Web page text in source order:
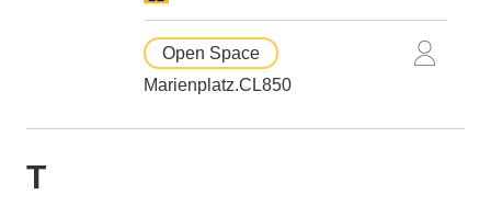
Open Space
Marienplatz.CL850
T